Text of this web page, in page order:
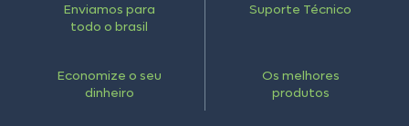
Enviamos para
todo o brasil
Suporte Técnico
Economize o seu
dinheiro
Os melhores
produtos